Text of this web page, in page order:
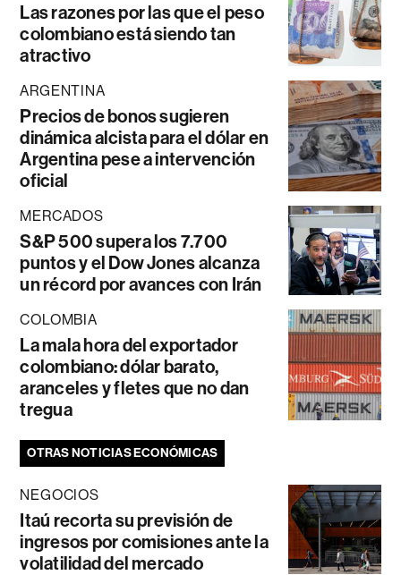
Las razones por las que el peso
colombiano está siendo tan
atractivo
ARGENTINA
Precios de bonos sugieren
dinámica alcista para el dólar en
Argentina pese a intervención
oficial
MERCADOS
S&P 500 supera los 7.700
puntos y el Dow Jones alcanza
un récord por avances con Irán
COLOMBIA
La mala hora del exportador
colombiano: dólar barato,
aranceles y fletes que no dan
tregua
OTRAS NOTICIAS ECONÓMICAS
NEGOCIOS
Itaú recorta su previsión de
ingresos por comisiones ante la
volatilidad del mercado